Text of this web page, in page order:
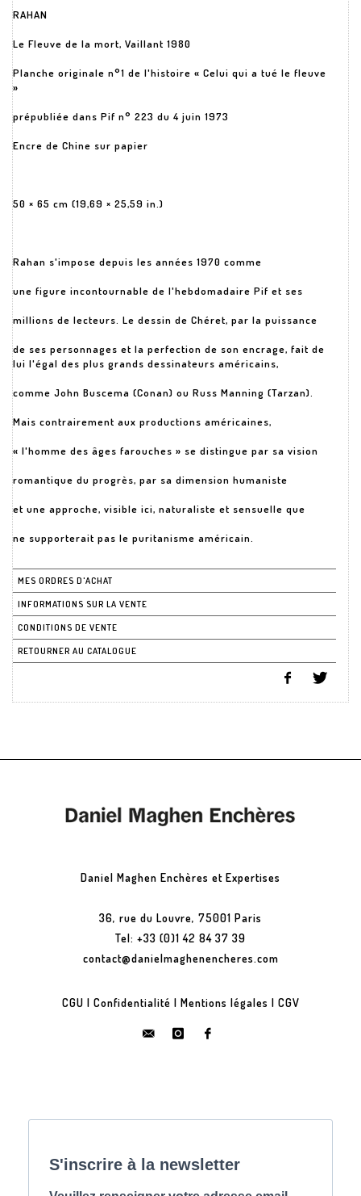
RAHAN
Le Fleuve de la mort, Vaillant 1980
Planche originale n°1 de l'histoire « Celui qui a tué le fleuve
»
prépubliée dans Pif n° 223 du 4 juin 1973
Encre de Chine sur papier
50 × 65 cm (19,69 × 25,59 in.)
Rahan s'impose depuis les années 1970 comme
une figure incontournable de l'hebdomadaire Pif et ses
millions de lecteurs. Le dessin de Chéret, par la puissance
de ses personnages et la perfection de son encrage, fait de
lui l'égal des plus grands dessinateurs américains,
comme John Buscema (Conan) ou Russ Manning (Tarzan).
Mais contrairement aux productions américaines,
« l'homme des âges farouches » se distingue par sa vision
romantique du progrès, par sa dimension humaniste
et une approche, visible ici, naturaliste et sensuelle que
ne supporterait pas le puritanisme américain.
MES ORDRES D'ACHAT
INFORMATIONS SUR LA VENTE
CONDITIONS DE VENTE
RETOURNER AU CATALOGUE
Daniel Maghen Enchères et Expertises
36, rue du Louvre, 75001 Paris
Tel: +33 (0)1 42 84 37 39
contact@danielmaghenencheres.com
CGU | Confidentialité | Mentions légales | CGV